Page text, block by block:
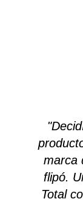
marca
flipó.
Total